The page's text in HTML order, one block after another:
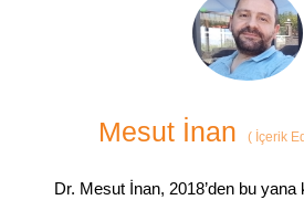
Mesut İnan ( İçerik
Dr. Mesut İnan, 2018’den bu yana